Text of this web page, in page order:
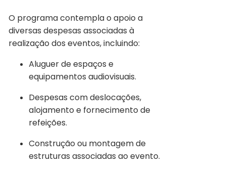
O programa contempla o apoio a
diversas despesas associadas à
realização dos eventos, incluindo:
Aluguer de espaços e
equipamentos audiovisuais.
Despesas com deslocações,
alojamento e fornecimento de
refeições.
Construção ou montagem de
estruturas associadas ao evento.